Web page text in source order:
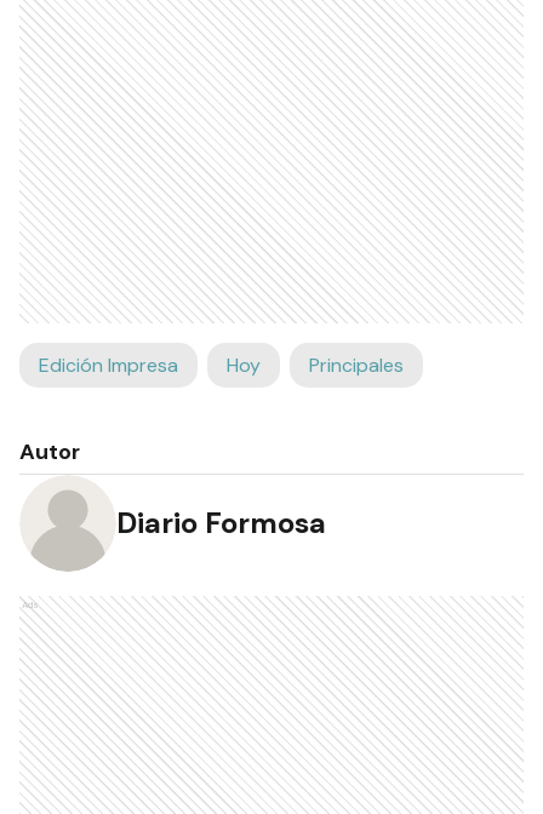
Edición Impresa Hoy Principales
Autor
Diario Formosa
Ads